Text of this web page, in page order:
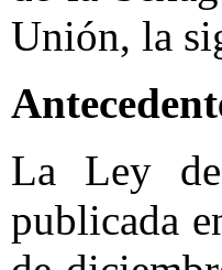
Unión, la
La Ley de
publicada